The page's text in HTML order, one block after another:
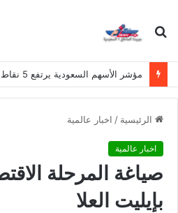
بحث
مؤشر الأسهم السعودية يرتفع 5 نقاط ويغلق عند 10817 نقطة
الرئيسية / اخبار عالمية
اخبار عالمية
صياغة المرحلة
بإيليت العلا